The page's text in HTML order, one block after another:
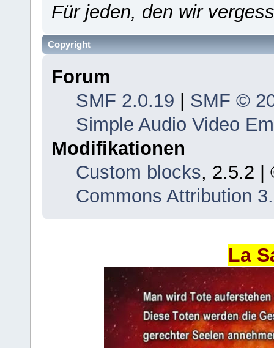
Für jeden, den wir
Copyright
Forum
SMF 2.0.19
SMF ©
Simple Audio Video
Modifikationen
Custom blocks, 2.5.2 |
Commons Attribution
La